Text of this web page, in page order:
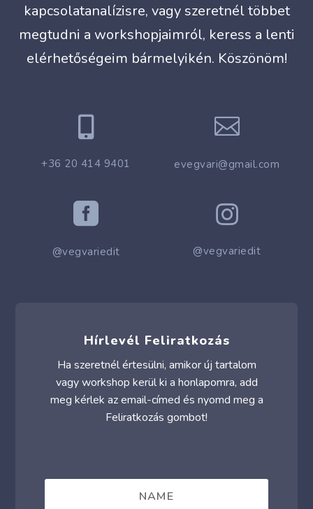
kapcsolatanalízisre, vagy szeretnél többet
megtudni a workshopjaimról, keress a lenti
elérhetőségeim bármelyikén. Köszönöm!

+36 20 414 9401

evegvari@gmail.com

@vegvariedit

@vegvariedit
Hírlevél Feliratkozás
Ha szeretnél értesülni, amikor új tartalom
vagy workshop kerül ki a honlapomra, add
meg kérlek az email-címed és nyomd meg a
Feliratkozás gombot!